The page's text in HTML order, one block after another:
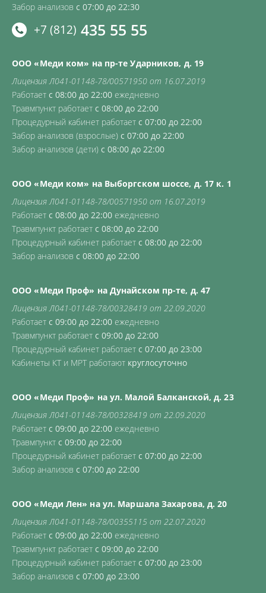
Забор анализов с 07:00 до 22:30
+7 (812) 435 55 55
ООО «Меди ком» на пр-те Ударников, д. 19
Лицензия Л041-01148-78/00571950 от 16.07.2019
Работает с 08:00 до 22:00 ежедневно
Травмпункт работает с 08:00 до 22:00
Процедурный кабинет работает с 07:00 до 22:00
Забор анализов (взрослые) с 07:00 до 22:00
Забор анализов (дети) с 08:00 до 22:00
ООО «Меди ком» на Выборгском шоссе, д. 17 к. 1
Лицензия Л041-01148-78/00571950 от 16.07.2019
Работает с 08:00 до 22:00 ежедневно
Травмпункт работает с 08:00 до 22:00
Процедурный кабинет работает с 08:00 до 22:00
Забор анализов с 08:00 до 22:00
ООО «Меди Проф» на Дунайском пр-те, д. 47
Лицензия Л041-01148-78/00328419 от 22.09.2020
Работает с 09:00 до 22:00 ежедневно
Травмпункт работает с 09:00 до 22:00
Процедурный кабинет работает с 07:00 до 23:00
Кабинеты КТ и МРТ работают круглосуточно
ООО «Меди Проф» на ул. Малой Балканской, д. 23
Лицензия Л041-01148-78/00328419 от 22.09.2020
Работает с 09:00 до 22:00 ежедневно
Травмпункт с 09:00 до 22:00
Процедурный кабинет работает с 07:00 до 22:00
Забор анализов с 07:00 до 22:00
ООО «Меди Лен» на ул. Маршала Захарова, д. 20
Лицензия Л041-01148-78/00355115 от 22.07.2020
Работает с 09:00 до 22:00 ежедневно
Травмпункт работает с 09:00 до 22:00
Процедурный кабинет работает с 07:00 до 23:00
Забор анализов с 07:00 до 23:00